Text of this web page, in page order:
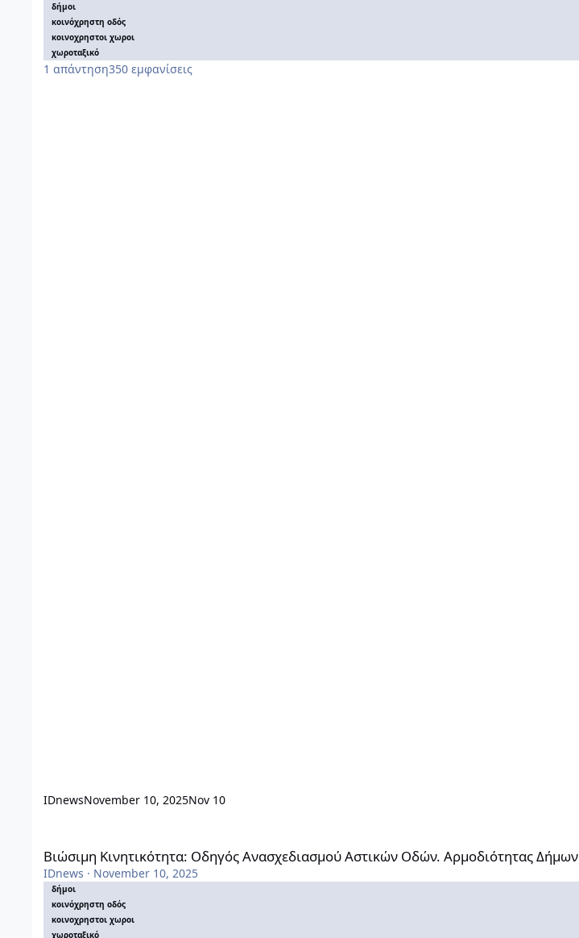
δήμοι
κοινόχρηστη οδός
κοινοχρηστοι χωροι
χωροταξικό
1 απάντηση350 εμφανίσεις
IDnewsNovember 10, 2025Nov 10
Βιώσιμη Κινητικότητα: Οδηγός Ανασχεδιασμού Αστικών Οδών. Αρμοδιότητας Δήμων
IDnews · November 10, 2025
δήμοι
κοινόχρηστη οδός
κοινοχρηστοι χωροι
χωροταξικό